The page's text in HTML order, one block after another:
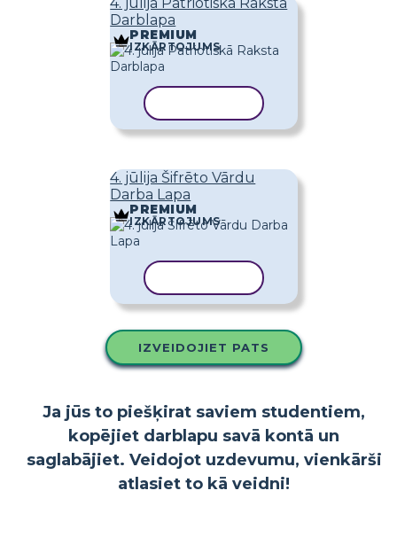
4. jūlija Patriotiskā Raksta
Darblapa
PREMIUM
IZKĀRTOJUMS
4. jūlija Šifrēto Vārdu
Darba Lapa
PREMIUM
IZKĀRTOJUMS
IZVEIDOJIET PATS
Ja jūs to piešķirat saviem studentiem,
kopējiet darblapu savā kontā un
saglabājiet. Veidojot uzdevumu, vienkārši
atlasiet to kā veidni!